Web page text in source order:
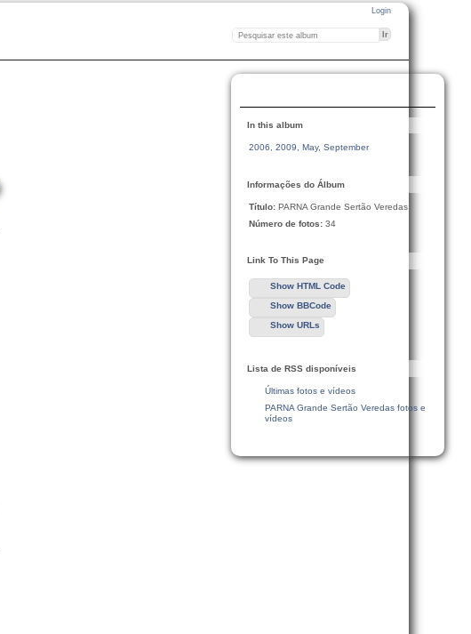
Login
In this album
2006,2009, May,September
Informações do Álbum
Título: PARNA Grande Sertão Veredas
Número de fotos: 34
Link To This Page
Show HTML Code
Show BBCode
Show URLs
Lista de RSS disponíveis
Últimas fotos e vídeos
PARNA Grande Sertão Veredas fotos e
vídeos